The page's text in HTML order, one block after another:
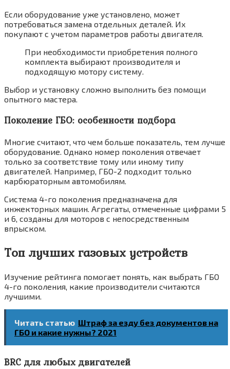
Если оборудование уже установлено, может
потребоваться замена отдельных деталей. Их
покупают с учетом параметров работы двигателя.
При необходимости приобретения полного
комплекта выбирают производителя и
подходящую мотору систему.
Выбор и установку сложно выполнить без помощи
опытного мастера.
Поколение ГБО: особенности подбора
Многие считают, что чем больше показатель, тем лучше
оборудование. Однако номер поколения отвечает
только за соответствие тому или иному типу
двигателей. Например, ГБО-2 подходит только
карбюраторным автомобилям.
Система 4-го поколения предназначена для
инжекторных машин. Агрегаты, отмеченные цифрами 5
и 6, созданы для моторов с непосредственным
впрыском.
Топ лучших газовых устройств
Изучение рейтинга помогает понять, как выбрать ГБО
4-го поколения, какие производители считаются
лучшими.
Читать статью Штраф за езду без документов на
ГБО и какие нужны? 2021
BRC для любых двигателей